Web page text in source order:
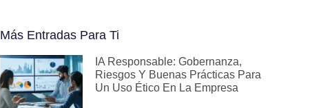
Más Entradas Para Ti
IA Responsable: Gobernanza,
Riesgos Y Buenas Prácticas Para
Un Uso Ético En La Empresa